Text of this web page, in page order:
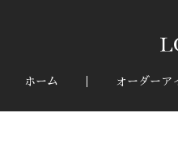
ホーム オーダーア